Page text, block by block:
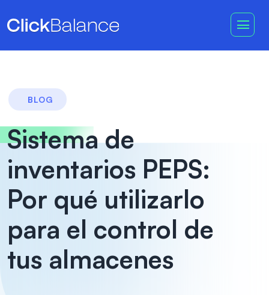
BLOG
Sistema de
inventarios PEPS:
Por qué utilizarlo
para el control de
tus almacenes